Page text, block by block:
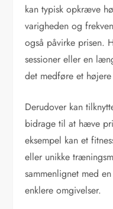
kan typisk opkræve
varigheden og
også påvirke prisen.
sessioner eller en
det medføre et
Derudover kan
bidrage til at hæve
eksempel kan et
eller unikke
sammenlignet med
enklere omgivelser.